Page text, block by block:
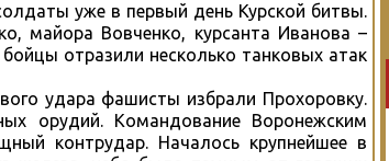
уже в первый день Курской битвы.
майора Вовченко, курсанта Иванова –
отразили несколько танковых атак
удара фашисты избрали Прохоровку.
орудий. Командование Воронежским
контрудар. Началось крупнейшее в